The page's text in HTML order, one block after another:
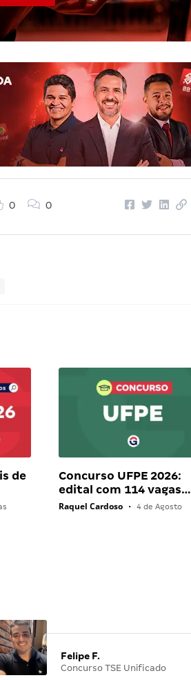
0 0
de
Concurso UFPE 2026:
edital com 114 vagas…
Raquel Cardoso • 4 de Agosto
Felipe F.
Concurso TSE Unificado